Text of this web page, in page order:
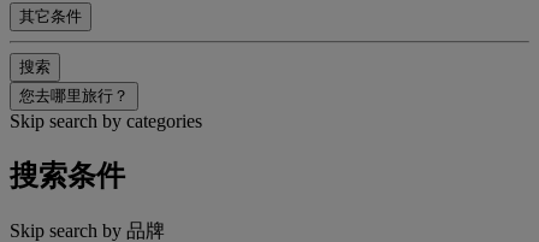
其它条件
搜索
您去哪里旅行？
Skip search by categories
搜索条件
Skip search by 品牌